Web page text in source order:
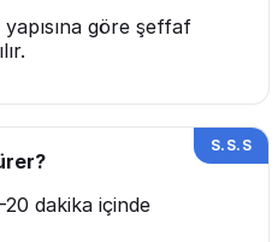
göre şeffaf
dakika içinde